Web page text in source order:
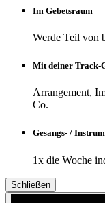
Im Gebetsraum
Werde Teil von
Mit deiner Track-
Arrangement,
Co.
Gesangs- /
1x die Woche
Schließen